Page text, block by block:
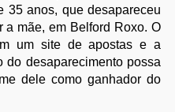
35 anos, que desapareceu
a mãe, em Belford Roxo. O
um site de apostas e a
desaparecimento possa
dele como ganhador do